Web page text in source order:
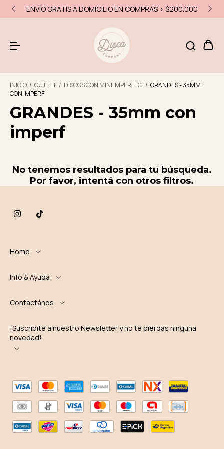
ENVÍO GRATIS A DOMICILIO EN COMPRAS > $200.000
INICIO / OUTLET / DISCOS CON MINI IMPERFEC. / GRANDES - 35MM
CON IMPERF
GRANDES - 35mm con
imperf
No tenemos resultados para tu búsqueda.
Por favor, intentá con otros filtros.
Home
Info & Ayuda
Contactános
¡Suscribite a nuestro Newsletter y no te pierdas ninguna
novedad!